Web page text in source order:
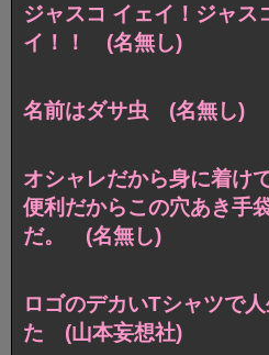
ジャスコ イェイ！ジャス
イ！！ (名無し)
名前はダサ虫 (名無し)
オシャレだから身に着け
便利だからこの穴あき手
だ。 (名無し)
ロゴのデカいTシャツで
た (山本妄想社)